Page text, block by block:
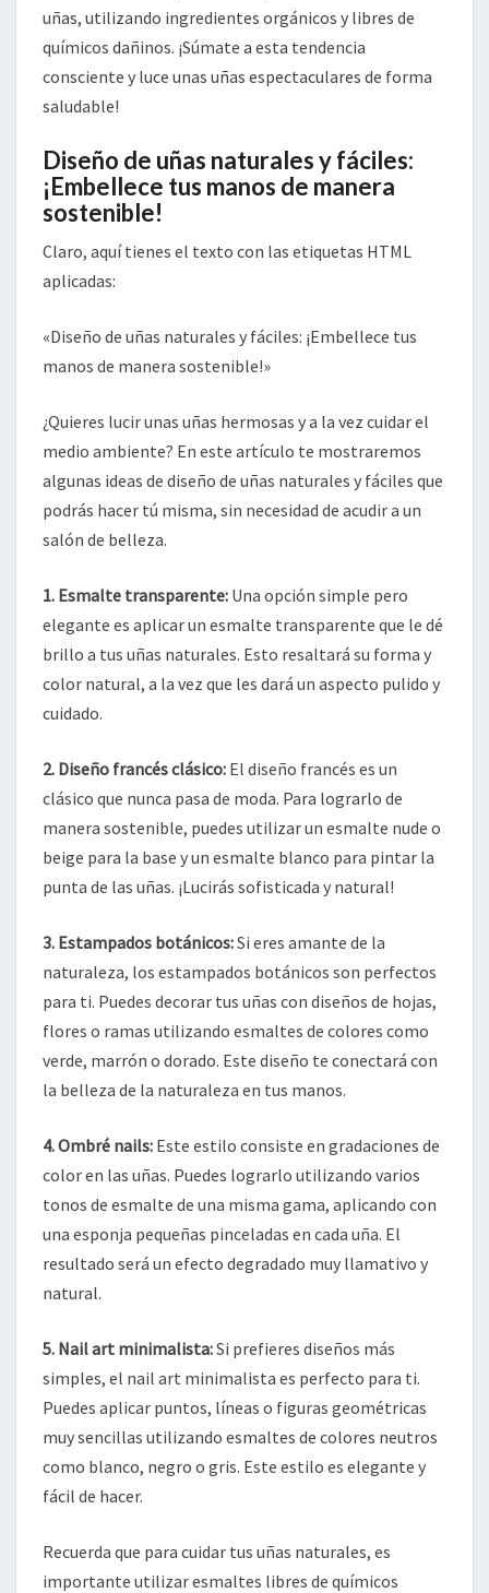
uñas, utilizando ingredientes orgánicos y libres de
químicos dañinos. ¡Súmate a esta tendencia
consciente y luce unas uñas espectaculares de forma
saludable!
Diseño de uñas naturales y fáciles:
¡Embellece tus manos de manera
sostenible!
Claro, aquí tienes el texto con las etiquetas HTML
aplicadas:
«Diseño de uñas naturales y fáciles: ¡Embellece tus
manos de manera sostenible!»
¿Quieres lucir unas uñas hermosas y a la vez cuidar el
medio ambiente? En este artículo te mostraremos
algunas ideas de diseño de uñas naturales y fáciles que
podrás hacer tú misma, sin necesidad de acudir a un
salón de belleza.
1. Esmalte transparente: Una opción simple pero
elegante es aplicar un esmalte transparente que le dé
brillo a tus uñas naturales. Esto resaltará su forma y
color natural, a la vez que les dará un aspecto pulido y
cuidado.
2. Diseño francés clásico: El diseño francés es un
clásico que nunca pasa de moda. Para lograrlo de
manera sostenible, puedes utilizar un esmalte nude o
beige para la base y un esmalte blanco para pintar la
punta de las uñas. ¡Lucirás sofisticada y natural!
3. Estampados botánicos:Si eres amante de la
naturaleza, los estampados botánicos son perfectos
para ti. Puedes decorar tus uñas con diseños de hojas,
flores o ramas utilizando esmaltes de colores como
verde, marrón o dorado. Este diseño te conectará con
la belleza de la naturaleza en tus manos.
4. Ombré nails: Este estilo consiste en gradaciones de
color en las uñas. Puedes lograrlo utilizando varios
tonos de esmalte de una misma gama, aplicando con
una esponja pequeñas pinceladas en cada uña. El
resultado será un efecto degradado muy llamativo y
natural.
5. Nail art minimalista:Si prefieres diseños más
simples, el nail art minimalista es perfecto para ti.
Puedes aplicar puntos, líneas o figuras geométricas
muy sencillas utilizando esmaltes de colores neutros
como blanco, negro o gris. Este estilo es elegante y
fácil de hacer.
Recuerda que para cuidar tus uñas naturales, es
importante utilizar esmaltes libres de químicos